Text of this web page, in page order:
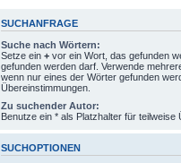
SUCHANFRAGE
Suche nach Wörtern:
Setze ein + vor ein Wort, das gefunden
gefunden werden darf. Verwende
wenn nur eines der Wörter gefunden
Übereinstimmungen.
Zu suchender Autor:
Benutze ein * als Platzhalter für teilweise
SUCHOPTIONEN